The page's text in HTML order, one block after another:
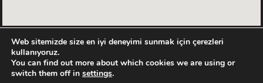
Web sitemizde size en iyi deneyimi sunmak için çerezleri
kullanıyoruz.
You can find out more about which cookies we are using or
switch them off in settings.